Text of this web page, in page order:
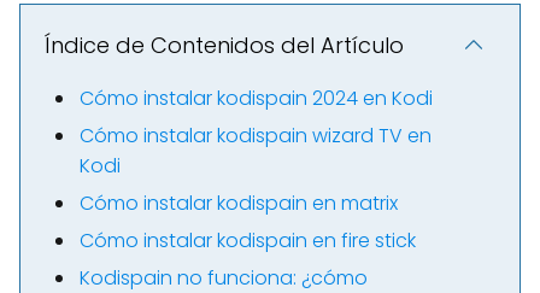
Índice de Contenidos del Artículo
Cómo instalar kodispain 2024 en Kodi
Cómo instalar kodispain wizard TV en
Kodi
Cómo instalar kodispain en matrix
Cómo instalar kodispain en fire stick
Kodispain no funciona: ¿cómo